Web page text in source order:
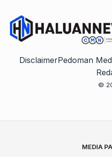
DisclaimerPedoman
©
MEDIA